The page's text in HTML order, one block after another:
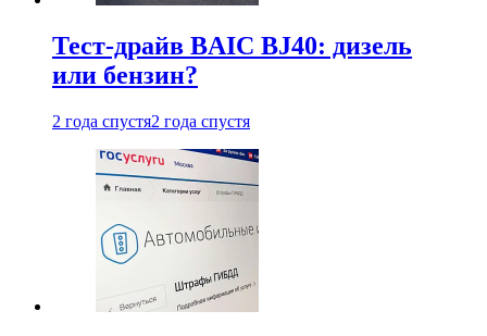
Тест-драйв BAIC BJ40: дизель
или бензин?
2 года спустя2 года спустя